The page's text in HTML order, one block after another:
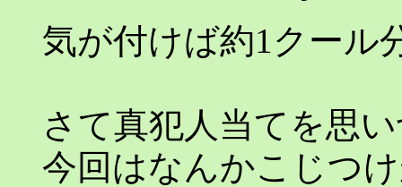
気が付けば約1クール
さて真犯人当てを思
今回はなんかこじつ